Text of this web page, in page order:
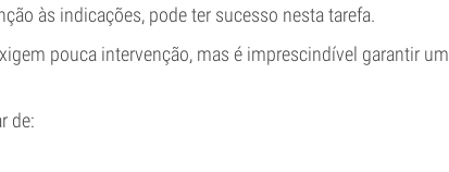
às indicações, pode ter sucesso nesta tarefa.
pouca intervenção, mas é imprescindível garantir um
de: